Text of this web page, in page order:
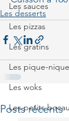
Les sauces
Les pizzas
Les gratins
Les pique-
Les woks
Les petits
Les desserts
Posts récents